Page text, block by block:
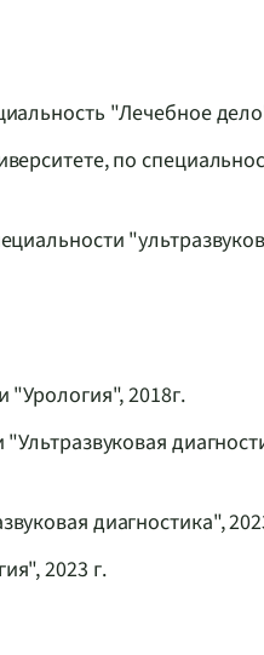
"Лечебное
по
2018г.
диагностика",
2023 г.